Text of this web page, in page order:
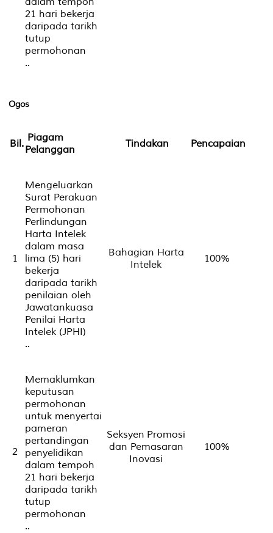
21 hari bekerja
daripada tarikh
tutup
permohonan
..
Ogos
Bil. Piagam
Pelanggan
Tindakan Pencapaian
1
Mengeluarkan
Surat Perakuan
Permohonan
Perlindungan
Harta Intelek
dalam masa
lima (5) hari
bekerja
daripada tarikh
penilaian oleh
Jawatankuasa
Penilai Harta
Intelek (JPHI)
..
Bahagian Harta
Intelek
100%
2
Memaklumkan
keputusan
permohonan
untuk menyertai
pameran
pertandingan
penyelidikan
dalam tempoh
21 hari bekerja
daripada tarikh
tutup
permohonan
..
Seksyen Promosi
dan Pemasaran
Inovasi
100%